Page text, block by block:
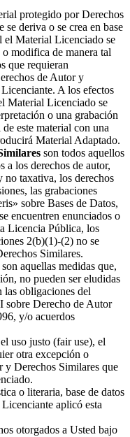
protegido por Derechos
deriva o se crea en base
Material Licenciado se
modifica de manera tal
que requieran
de Autor y
A los efectos
Material Licenciado se
o una grabación
este material con una
Material Adaptado.
son todos aquellos
a los derechos de autor,
no taxativa, los derechos
las grabaciones
sobre Bases de Datos,
encuentren enunciados o
Licencia Pública, los
2(b)(1)-(2) no se
Similares.
son aquellas medidas que,
no pueden ser eludidas
las obligaciones del
sobre Derecho de Autor
y/o acuerdos
uso justo (fair use), el
otra excepción o
Derechos Similares que
o literaria, base de datos
aplicó esta
otorgados a Usted bajo